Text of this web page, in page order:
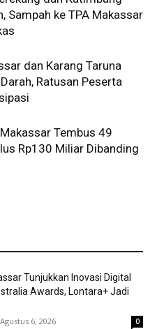
Sampah ke TPA Makassar
dan Karang Taruna
Ratusan Peserta
Tembus 49
Rp130 Miliar Dibanding
Tunjukkan Inovasi Digital
Awards, Lontara+ Jadi
Agustus 6, 2026 0